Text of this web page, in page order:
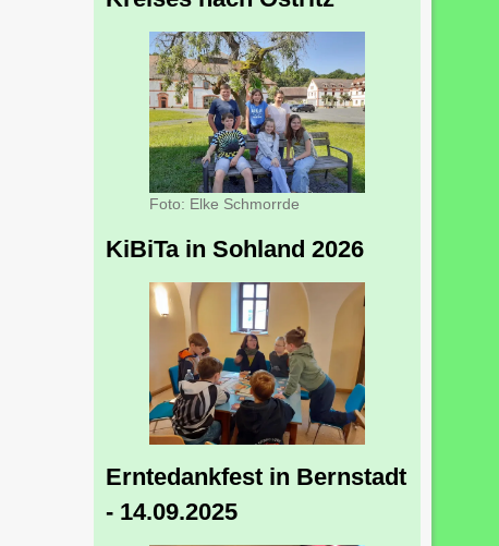
Foto: Elke Schmorrde
KiBiTa in Sohland 2026
Erntedankfest in Bernstadt
- 14.09.2025